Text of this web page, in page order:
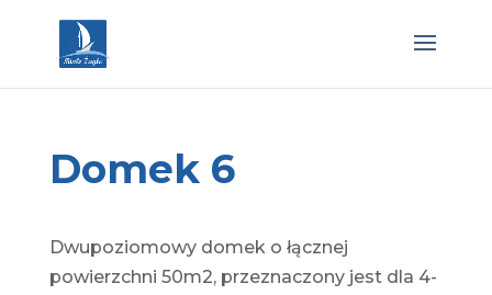
Domek 6
Dwupoziomowy domek o łącznej
powierzchni 50m2, przeznaczony jest dla 4-